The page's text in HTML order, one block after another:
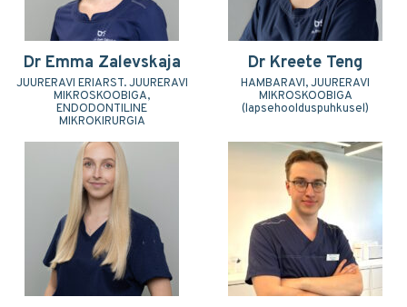
Dr Emma Zalevskaja
JUURERAVI ERIARST. JUURERAVI
MIKROSKOOBIGA,
ENDODONTILINE
MIKROKIRURGIA
Dr Kreete Teng
HAMBARAVI, JUURERAVI
MIKROSKOOBIGA
(lapsehoolduspuhkusel)